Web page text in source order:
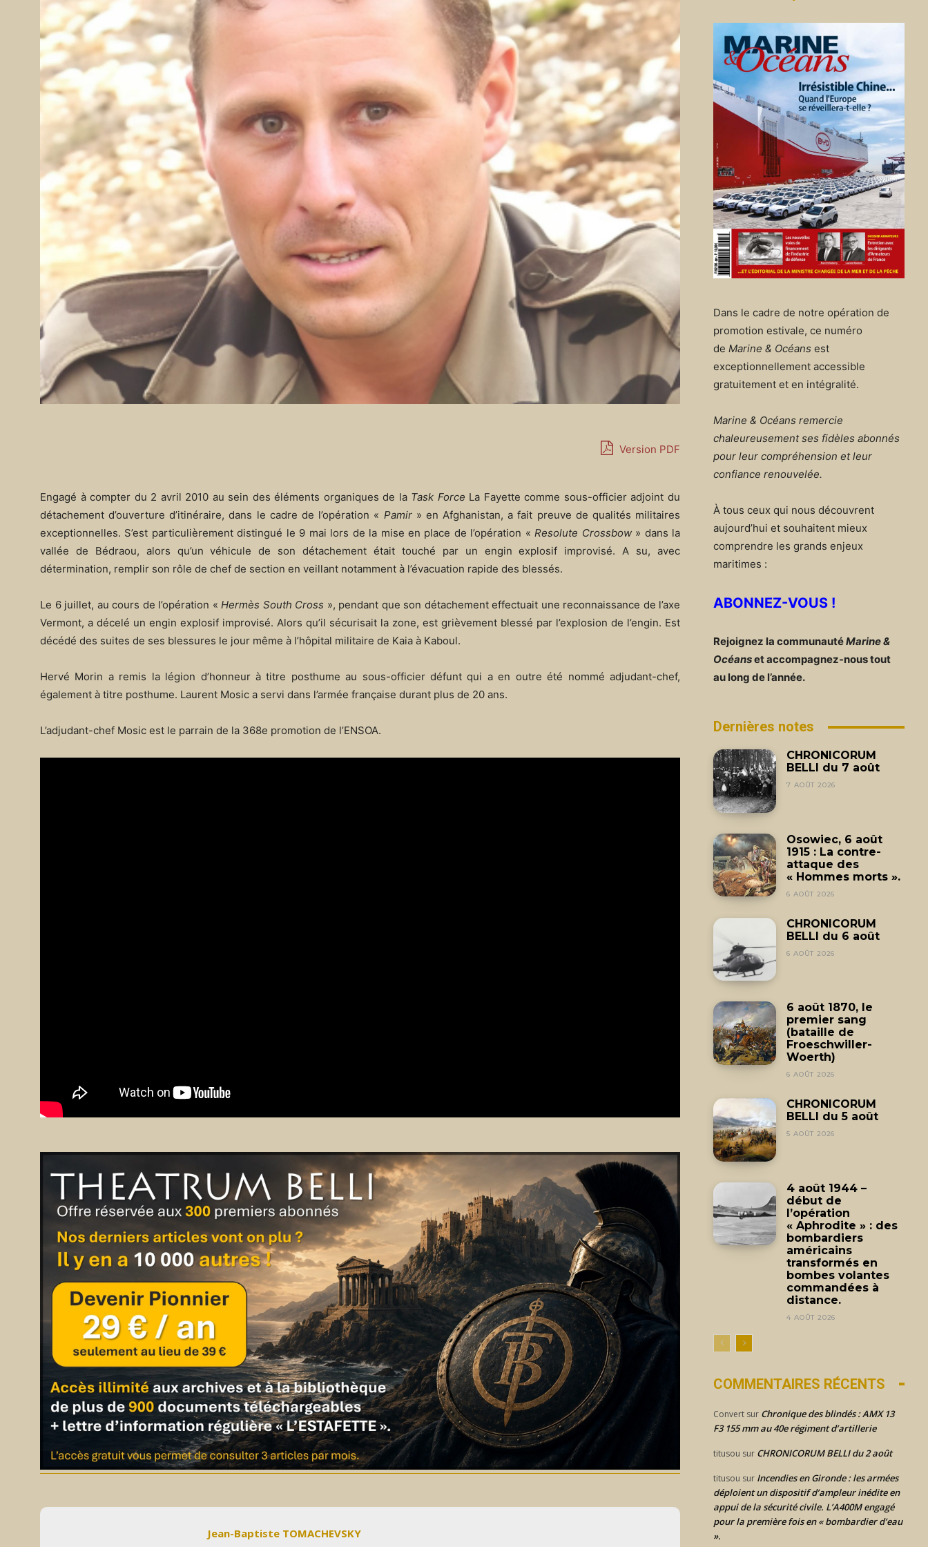
Version PDF
Engagé à compter du 2 avril 2010 au sein des éléments organiques de laTask Force La Fayette comme sous-officier adjoint du
détachement d’ouverture d’itinéraire, dans le cadre de l’opération « Pamir» en Afghanistan, a fait preuve de qualités militaires
exceptionnelles. S’est particulièrement distingué le 9 mai lors de la mise en place de l’opération «Resolute Crossbow» dans la
vallée de Bédraou, alors qu’un véhicule de son détachement était touché par un engin explosif improvisé. A su, avec
détermination, remplir son rôle de chef de section en veillant notamment à l’évacuation rapide des blessés.
Le 6 juillet, au cours de l’opération « Hermès South Cross », pendant que son détachement effectuait une reconnaissance de l’axe
Vermont, a décelé un engin explosif improvisé. Alors qu’il sécurisait la zone, est grièvement blessé par l’explosion de l’engin. Est
décédé des suites de ses blessures le jour même à l’hôpital militaire de Kaia à Kaboul.
Hervé Morin a remis la légion d’honneur à titre posthume au sous-officier défunt qui a en outre été nommé adjudant-chef,
également à titre posthume. Laurent Mosic a servi dans l’armée française durant plus de 20 ans.
L’adjudant-chef Mosic est le parrain de la 368e promotion de l’ENSOA.
Jean-Baptiste TOMACHEVSKY
Dans le cadre de notre opération de
promotion estivale, ce numéro
de Marine & Océans est
exceptionnellement accessible
gratuitement et en intégralité.
Marine & Océans remercie
chaleureusement ses fidèles abonnés
pour leur compréhension et leur
confiance renouvelée.
À tous ceux qui nous découvrent
aujourd’hui et souhaitent mieux
comprendre les grands enjeux
maritimes :
ABONNEZ-VOUS !
Rejoignez la communautéMarine &
Océanset accompagnez-nous tout
au long de l’année.
Dernières notes
CHRONICORUM
BELLI du 7 août
7 AOÛT 2026
Osowiec, 6 août
1915 : La contre-
attaque des
« Hommes morts ».
6 AOÛT 2026
CHRONICORUM
BELLI du 6 août
6 AOÛT 2026
6 août 1870, le
premier sang
(bataille de
Froeschwiller-
Woerth)
6 AOÛT 2026
CHRONICORUM
BELLI du 5 août
5 AOÛT 2026
4 août 1944 –
début de
l’opération
« Aphrodite » : des
bombardiers
américains
transformés en
bombes volantes
commandées à
distance.
4 AOÛT 2026
COMMENTAIRES RÉCENTS
Convert sur Chronique des blindés : AMX 13
F3 155 mm au 40e régiment d’artillerie
titusou sur CHRONICORUM BELLI du 2 août
titusou sur Incendies en Gironde : les armées
déploient un dispositif d’ampleur inédite en
appui de la sécurité civile. L’A400M engagé
pour la première fois en « bombardier d’eau
».